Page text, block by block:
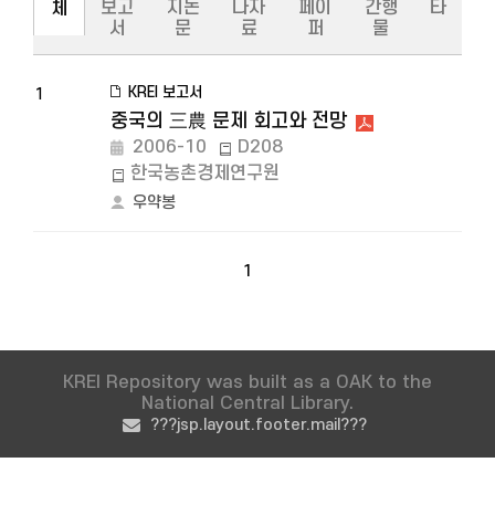
체
보고
서
지논
문
나자
료
페이
퍼
간행
물
타
1 KREI 보고서
중국의 三農 문제 회고와 전망
2006-10
D208
한국농촌경제연구원
우약봉
1
KREI Repository was built as a OAK to the
National Central Library.
???jsp.layout.footer.mail???